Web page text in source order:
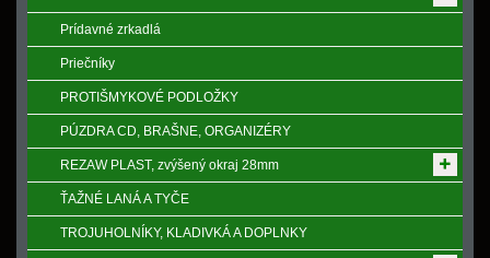
Prídavné zrkadlá
Priečníky
PROTIŠMYKOVÉ PODLOŽKY
PÚZDRA CD, BRAŠNE, ORGANIZÉRY
REZAW PLAST, zvýšený okraj 28mm
ŤAŽNÉ LANÁ A TYČE
TROJUHOLNÍKY, KLADIVKÁ A DOPLNKY